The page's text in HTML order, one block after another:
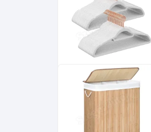
nadrágtartóval
14 500
Bársony vállfa,
csúszásmentes ruhaakasztó
50 db, fehér, rozé arany